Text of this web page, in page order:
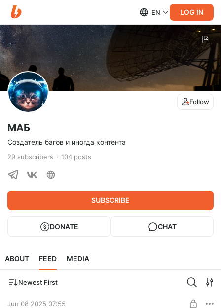
EN LOG IN
Follow
МАБ
Создатель багов и иногда контента
29 subscribers 104 posts
SUBSCRIBE
DONATE CHAT
ABOUT FEED MEDIA
Newest First
Jun 08 2025 07:55